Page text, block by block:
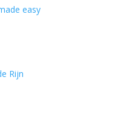
easy
Rijn